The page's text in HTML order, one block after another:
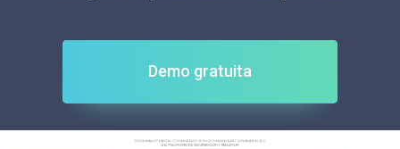
Demo gratuita